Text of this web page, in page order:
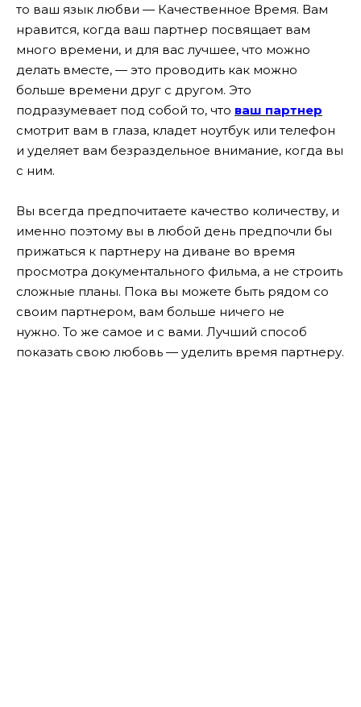
то ваш язык любви — Качественное Время. Вам
нравится, когда ваш партнер посвящает вам
много времени, и для вас лучшее, что можно
делать вместе, — это проводить как можно
больше времени друг с другом. Это
подразумевает под собой то, что ваш партнер
смотрит вам в глаза, кладет ноутбук или телефон
и уделяет вам безраздельное внимание, когда вы
с ним.
Вы всегда предпочитаете качество количеству, и
именно поэтому вы в любой день предпочли бы
прижаться к партнеру на диване во время
просмотра документального фильма, а не строить
сложные планы. Пока вы можете быть рядом со
своим партнером, вам больше ничего не
нужно. То же самое и с вами. Лучший способ
показать свою любовь — уделить время партнеру.